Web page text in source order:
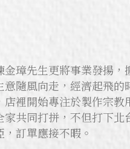
璋先生更將事業發揚，
隨風向走，經濟起飛的
裡開始專注於製作宗教
共同打拼，不但打下北
訂單應接不暇。